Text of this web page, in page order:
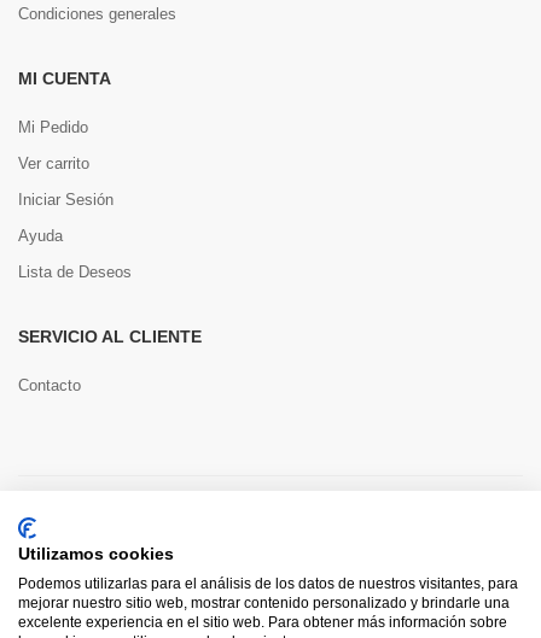
Condiciones generales
MI CUENTA
Mi Pedido
Ver carrito
Iniciar Sesión
Ayuda
Lista de Deseos
SERVICIO AL CLIENTE
Contacto
Utilizamos cookies
Podemos utilizarlas para el análisis de los datos de nuestros visitantes, para
mejorar nuestro sitio web, mostrar contenido personalizado y brindarle una
excelente experiencia en el sitio web. Para obtener más información sobre